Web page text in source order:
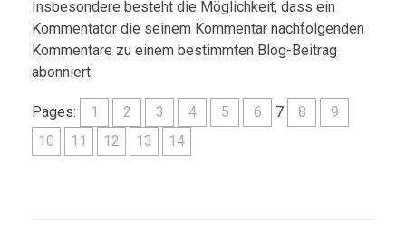
Insbesondere besteht die Möglichkeit, dass ein
Kommentator die seinem Kommentar nachfolgenden
Kommentare zu einem bestimmten Blog-Beitrag
abonniert.
Pages: 1 2 3 4 5 6 7 8
9
10
11 12 13 14